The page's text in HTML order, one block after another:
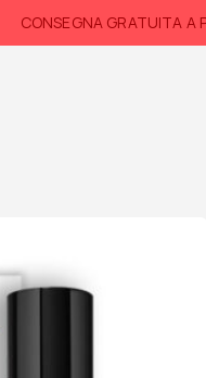
CONSEGNA GRATUITA A